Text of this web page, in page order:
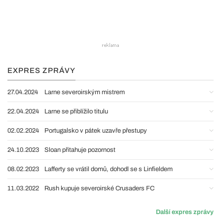
EXPRES ZPRÁVY
27.04.2024 Larne severoirským mistrem
22.04.2024 Larne se přiblížilo titulu
02.02.2024 Portugalsko v pátek uzavře přestupy
24.10.2023 Sloan přitahuje pozornost
08.02.2023 Lafferty se vrátil domů, dohodl se s Linfieldem
11.03.2022 Rush kupuje severoirské Crusaders FC
Další expres zprávy